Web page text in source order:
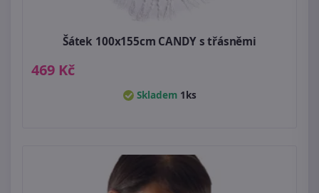
Šátek 100x155cm CANDY s třásněmi
469 Kč
Skladem 1ks